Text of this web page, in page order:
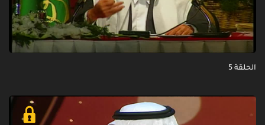
الحلقة 5